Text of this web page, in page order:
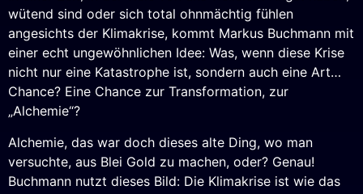
wütend sind oder sich total ohnmächtig fühlen
angesichts der Klimakrise, kommt Markus Buchmann mit
einer echt ungewöhnlichen Idee: Was, wenn diese Krise
nicht nur eine Katastrophe ist, sondern auch eine Art…
Chance? Eine Chance zur Transformation, zur
„Alchemie“?
Alchemie, das war doch dieses alte Ding, wo man
versuchte, aus Blei Gold zu machen, oder? Genau!
Buchmann nutzt dieses Bild: Die Klimakrise ist wie das